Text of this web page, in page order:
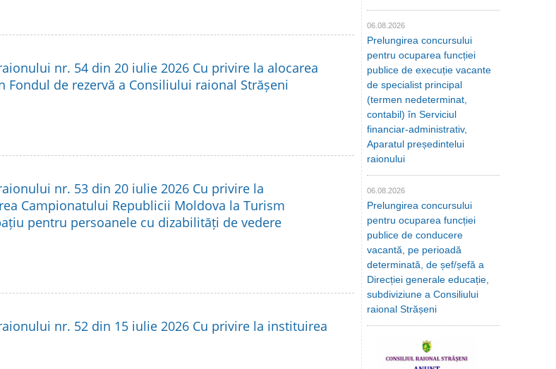
nr. 54 din 20 iulie 2026 Cu privire la alocarea
de rezervă a Consiliului raional Strășeni
nr. 53 din 20 iulie 2026 Cu privire la
Campionatului Republicii Moldova la Turism
pentru persoanele cu dizabilități de vedere
nr. 52 din 15 iulie 2026 Cu privire la instituirea
06.08.2026
Prelungirea concursului
pentru ocuparea funcției
publice de execuție vacante
de specialist principal
(termen nedeterminat,
contabil) în Serviciul
financiar-administrativ,
Aparatul președintelui
raionului
06.08.2026
Prelungirea concursului
pentru ocuparea funcției
publice de conducere
vacantă, pe perioadă
determinată, de șef/șefă a
Direcției generale educație,
subdiviziune a Consiliului
raional Strășeni